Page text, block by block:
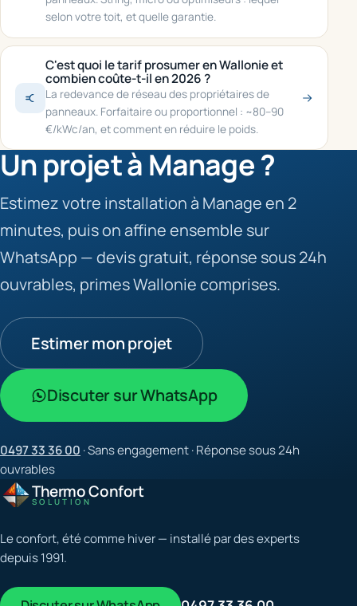
selon votre toit, et quelle garantie.
C'est quoi le tarif prosumer en Wallonie et
combien coûte-t-il en 2026 ?
La redevance de réseau des propriétaires de
panneaux. Forfaitaire ou proportionnel : ~80–90
€/kWc/an, et comment en réduire le poids.
Un projet à Manage ?
Estimez votre installation à Manage en 2
minutes, puis on affine ensemble sur
WhatsApp — devis gratuit, réponse sous 24h
ouvrables, primes Wallonie comprises.
Estimer mon projet
Discuter sur WhatsApp
0497 33 36 00 · Sans engagement · Réponse sous 24h
ouvrables
Thermo Confort
SOLUTION
Le confort, été comme hiver — installé par des experts
depuis 1991.